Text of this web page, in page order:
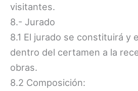
visitantes.
8.- Jurado
8.1 El jurado se constituirá y
dentro del certamen a la
obras.
8.2 Composición: